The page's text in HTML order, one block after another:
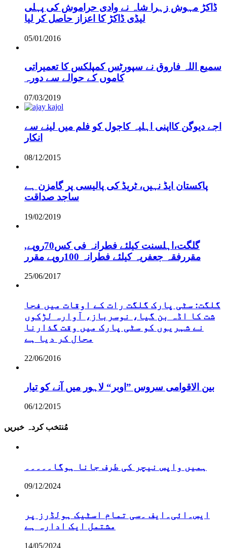
ڈاکڑ مہوش زہرا شاہ نے وادی حراموش کی پہلی
لیڈی ڈاکڑ کا اعزاز حاصل کر لیا
05/01/2016
سمیع اللہ فاروق نے سپورٹس کمپلکس کا تعمیراتی
کاموں کے حوالے سے دورہ
07/03/2019
اجے دیوگن کااپنی اہلیہ کاجول کو فلم میں لینے سے
انکار
08/12/2015
پاکستان ایڈ نہیں، ٹریڈ کی پالیسی پر گامزن ہے
ساجد صداقت
19/02/2019
,گلگت،اہلسنت کیلئے فطرانہ فی کس70روپے
مقررفقہ جعفریہ کیلئے فطرانہ 100روپے مقرر
25/06/2017
گلگت: سٹی پارک گلگت رات کے اوقات میں فحا
شت کا اڈہ بن گیا، نوسرباز، آوارہ لڑکوں
نے شہریوں کو سٹی پارک میں وقت گذارنا
محال کر دیا ہے
22/06/2016
بین الاقوامی سروس ”اوبر“ لاہور میں آنے کو تیار
06/12/2015
مُنتخب کردہ خبریں
ہمیں واپس نیچر کی طرف جانا ہوگا۔۔۔۔۔
09/12/2024
ایس۔ائی۔ایف ۔سی تمام اسٹیک ہولڈرز پر
مشتمل ایک ادارہ ہے
14/05/2024